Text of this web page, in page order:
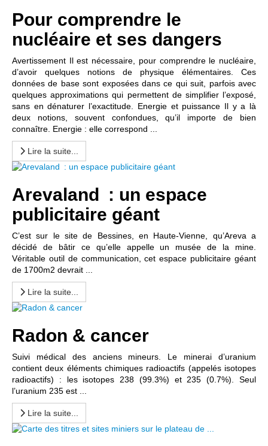
Pour comprendre le
nucléaire et ses dangers
Avertissement Il est nécessaire, pour comprendre le nucléaire,
d’avoir quelques notions de physique élémentaires. Ces
données de base sont exposées dans ce qui suit, parfois avec
quelques approximations qui permettent de simplifier l’exposé,
sans en dénaturer l’exactitude. Energie et puissance Il y a là
deux notions, souvent confondues, qu’il importe de bien
connaître. Energie : elle correspond ...
Lire la suite...
Arevaland : un espace
publicitaire géant
C’est sur le site de Bessines, en Haute-Vienne, qu’Areva a
décidé de bâtir ce qu’elle appelle un musée de la mine.
Véritable outil de communication, cet espace publicitaire géant
de 1700m2 devrait ...
Lire la suite...
Radon & cancer
Suivi médical des anciens mineurs. Le minerai d’uranium
contient deux éléments chimiques radioactifs (appelés isotopes
radioactifs) : les isotopes 238 (99.3%) et 235 (0.7%). Seul
l’uranium 235 est ...
Lire la suite...